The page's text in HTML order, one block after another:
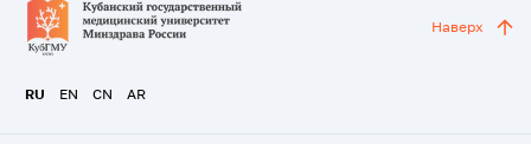
RU EN CN AR
Наверх